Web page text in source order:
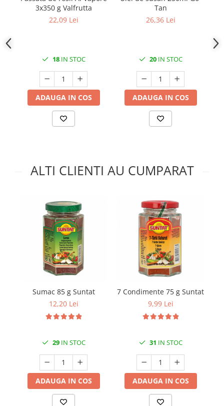
3x350 g Valfrutta
22,09 Lei
18IN STOC
ADAUGA IN COS
Tan
26,36 Lei
20IN STOC
ADAUGA IN COS
ALTI CLIENTI AU CUMPARAT
Sumac 85 g Suntat
12,20 Lei
29IN STOC
ADAUGA IN COS
7 Condimente 75 g Suntat
9,99 Lei
31 IN STOC
ADAUGA IN COS